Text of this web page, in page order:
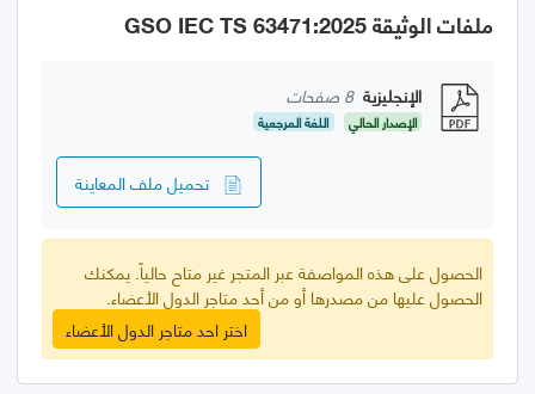
ملفات الوثيقة GSO IEC TS 63471:2025
الإنجليزية 8 صفحات
الإصدار الحالي اللغة المرجعية
تحميل ملف المعاينة
الحصول على هذه المواصفة عبر المتجر غير متاح حالياً. يمكنك
الحصول عليها من مصدرها أو من أحد متاجر الدول الأعضاء.
اختر احد متاجر الدول الأعضاء